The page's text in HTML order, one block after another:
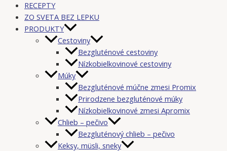
RECEPTY
ZO SVETA BEZ LEPKU
PRODUKTY
Cestoviny
Bezgluténové cestoviny
Nízkobielkovinové cestoviny
Múky
Bezgluténové múčne zmesi Promix
Prirodzene bezgluténové múky
Nízkobielkovinové zmesi Apromix
Chlieb – pečivo
Bezgluténový chlieb – pečivo
Keksy, müsli, sneky